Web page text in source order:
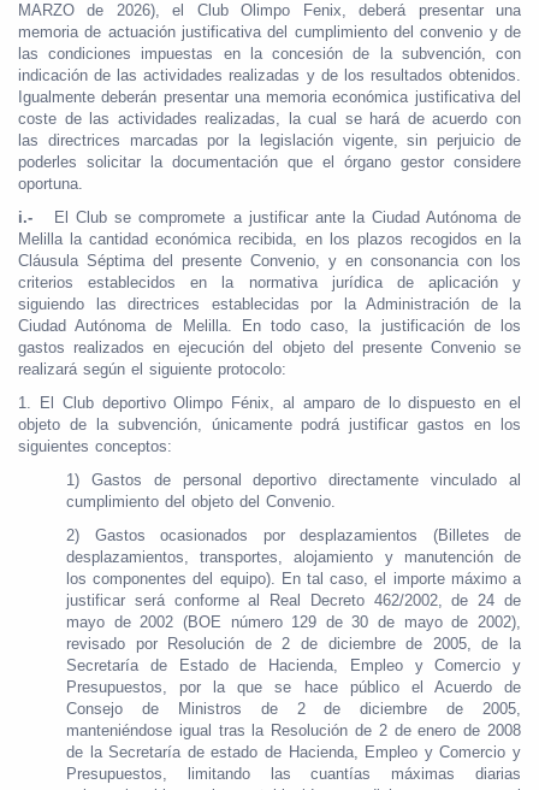
MARZO de 2026), el Club Olimpo Fenix, deberá presentar una
memoria de actuación justificativa del cumplimiento del convenio y de
las condiciones impuestas en la concesión de la subvención, con
indicación de las actividades realizadas y de los resultados obtenidos.
Igualmente deberán presentar una memoria económica justificativa del
coste de las actividades realizadas, la cual se hará de acuerdo con
las directrices marcadas por la legislación vigente, sin perjuicio de
poderles solicitar la documentación que el órgano gestor considere
oportuna.
i.-
El Club se compromete a justificar ante la Ciudad Autónoma de
Melilla la cantidad económica recibida, en los plazos recogidos en la
Cláusula Séptima del presente Convenio, y en consonancia con los
criterios establecidos en la normativa jurídica de aplicación y
siguiendo las directrices establecidas por la Administración de la
Ciudad Autónoma de Melilla. En todo caso, la justificación de los
gastos realizados en ejecución del objeto del presente Convenio se
realizará según el siguiente protocolo:
1. El Club deportivo Olimpo Fénix, al amparo de lo dispuesto en el
objeto de la subvención, únicamente podrá justificar gastos en los
siguientes conceptos:
1) Gastos de personal deportivo directamente vinculado al
cumplimiento del objeto del Convenio.
2) Gastos ocasionados por desplazamientos (Billetes de
desplazamientos, transportes, alojamiento y manutención de
los componentes del equipo). En tal caso, el importe máximo a
justificar será conforme al Real Decreto 462/2002, de 24 de
mayo de 2002 (BOE número 129 de 30 de mayo de 2002),
revisado por Resolución de 2 de diciembre de 2005, de la
Secretaría de Estado de Hacienda, Empleo y Comercio y
Presupuestos, por la que se hace público el Acuerdo de
Consejo de Ministros de 2 de diciembre de 2005,
manteniéndose igual tras la Resolución de 2 de enero de 2008
de la Secretaría de estado de Hacienda, Empleo y Comercio y
Presupuestos, limitando las cuantías máximas diarias